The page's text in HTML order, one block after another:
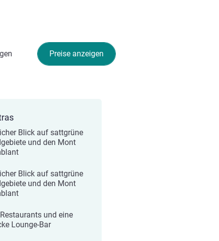
Preise anzeigen
Blick auf sattgrüne
und den Mont
Blick auf sattgrüne
und den Mont
und eine
Lounge-Bar